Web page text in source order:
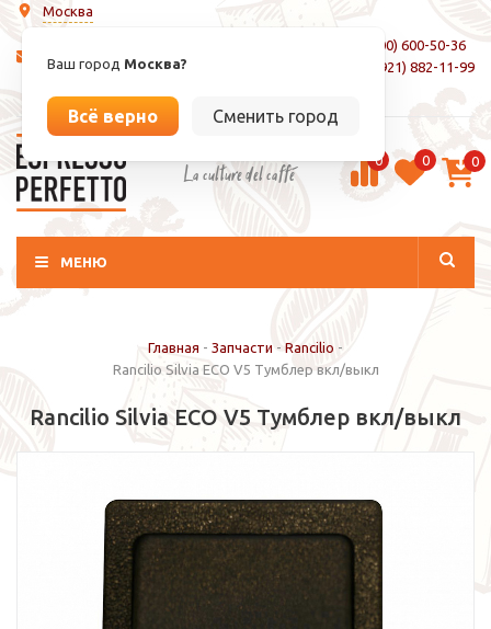
Москва
Ваш город Москва?
Всё верно Сменить город
info@espressoperfetto.ru
8 (800) 600-50-36
+7 (921) 882-11-99
La culture del caffé 0 0 0
МЕНЮ
Главная - Запчасти - Rancilio -
Rancilio Silvia ECO V5 Тумблер вкл/выкл
Rancilio Silvia ECO V5 Тумблер вкл/выкл